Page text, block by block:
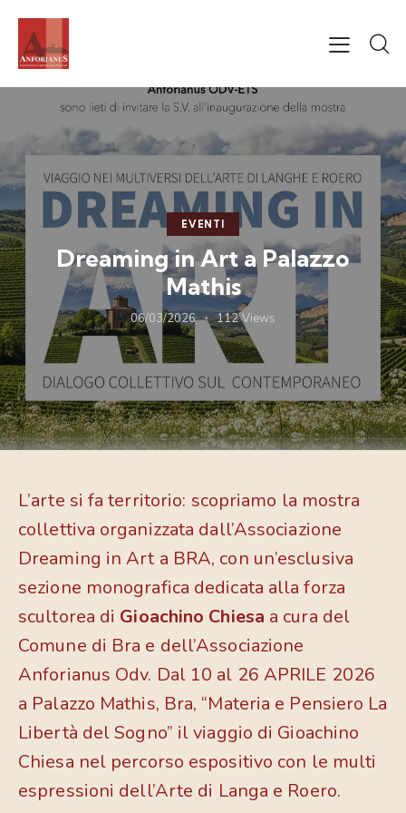
EVENTI
Dreaming in Art a Palazzo
Mathis
06/03/2026 112 Views
L’arte si fa territorio: scopriamo la mostra
collettiva organizzata dall’Associazione
Dreaming in Art a BRA, con un’esclusiva
sezione monografica dedicata alla forza
scultorea di Gioachino Chiesa a cura del
Comune di Bra e dell’Associazione
Anforianus Odv. Dal 10 al 26 APRILE 2026
a Palazzo Mathis, Bra, “Materia e Pensiero La
Libertà del Sogno” il viaggio di Gioachino
Chiesa nel percorso espositivo con le multi
espressioni dell’Arte di Langa e Roero.